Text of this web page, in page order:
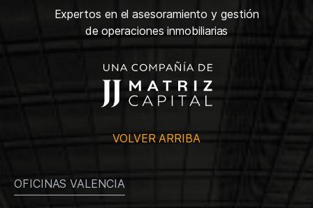
Expertos en el asesoramiento y gestión
de operaciones inmobiliarias
VOLVER ARRIBA
OFICINAS VALENCIA